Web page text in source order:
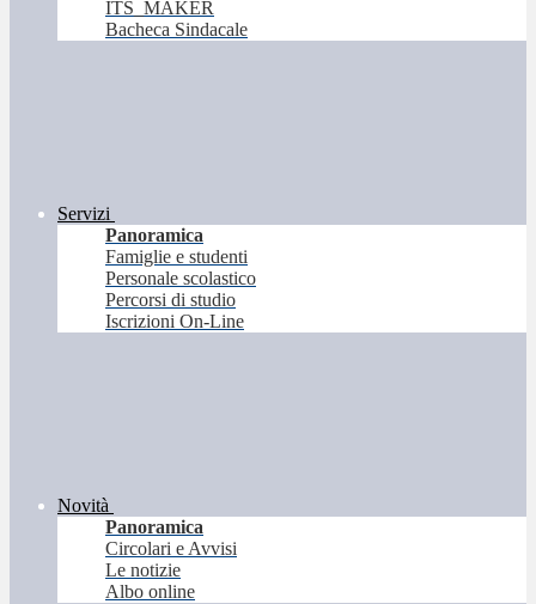
ITS_MAKER
Bacheca Sindacale
Servizi
Panoramica
Famiglie e studenti
Personale scolastico
Percorsi di studio
Iscrizioni On-Line
Novità
Panoramica
Circolari e Avvisi
Le notizie
Albo online